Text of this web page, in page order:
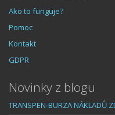
Ako to funguje?
Pomoc
Kontakt
GDPR
Novinky z blogu
TRANSPEN-BURZA NÁKLADŮ